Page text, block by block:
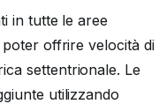
in tutte le aree
offrire velocità di
settentrionale. Le
utilizzando